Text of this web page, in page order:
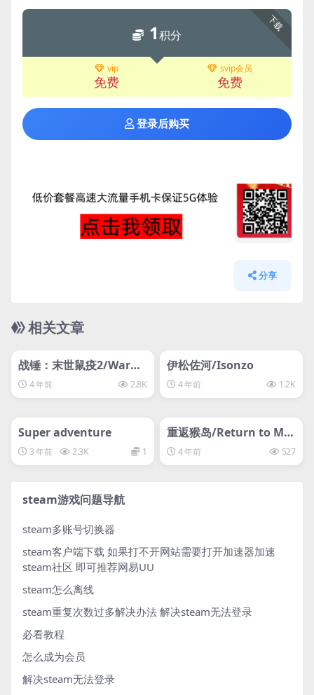
下载
1积分
vip
免费
svip会员
免费
登录后购买
分享
相关文章
svip专属
战锤：末世鼠疫2/Warha
mmer: Vermintide 2
4 年前 2.8K
伊松佐河/Isonzo
4 年前 1.2K
Super adventure
3 年前 2.3K 1
svip专属
重返猴岛/Return to Mo
nkey Island
4 年前 527
steam游戏问题导航
steam多账号切换器
steam客户端下载 如果打不开网站需要打开加速器加速
steam社区 即可推荐网易UU
steam怎么离线
steam重复次数过多解决办法 解决steam无法登录
必看教程
怎么成为会员
解决steam无法登录